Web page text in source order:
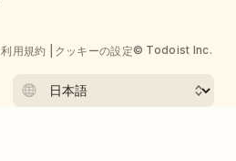
利用規約 クッキーの設定© Todoist Inc.